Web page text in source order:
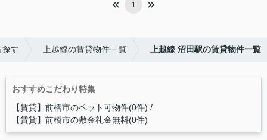
1
探す 上越線の賃貸物件一覧 上越線 沼田駅の賃貸物件一覧
おすすめこだわり特集
【賃貸】前橋市のペット可物件(0件)
【賃貸】前橋市の敷金礼金無料(0件)